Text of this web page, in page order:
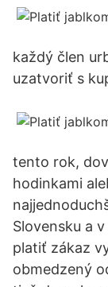
každý člen
uzatvoriť s
tento rok,
hodinkami
Slovensku a
platiť zákaz
obmedzený